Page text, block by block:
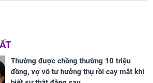
Thường được chồng thường 10 triệu
đồng, vợ vô tư hưởng thụ rồi cay mắt khi